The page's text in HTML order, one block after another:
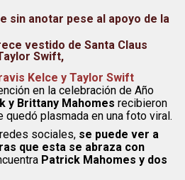
sin anotar pese al apoyo de la
vestido de Santa Claus
Swift,
Kelce y Taylor Swift
en la celebración de Año
y Brittany Mahomes recibieron
quedó plasmada en una foto viral.
sociales, se puede ver a
que esta se abraza con
Patrick Mahomes y dos